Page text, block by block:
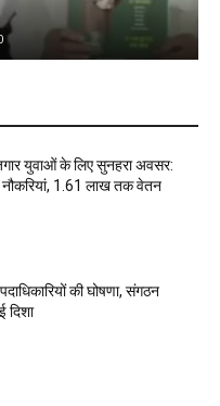
युवाओं के लिए सुनहरा अवसर:
₹1.61 लाख तक वेतन
की घोषणा, संगठन
दिशा